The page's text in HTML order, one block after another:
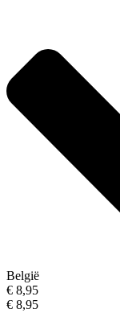
België
€ 8,95
€ 8,95